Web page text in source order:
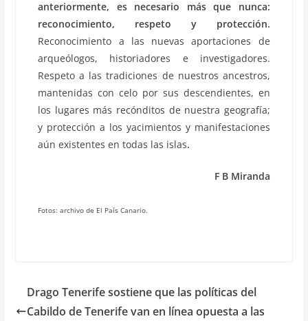
anteriormente, es necesario más que nunca:
reconocimiento, respeto y protección.
Reconocimiento a las nuevas aportaciones de
arqueólogos, historiadores e investigadores.
Respeto a las tradiciones de nuestros ancestros,
mantenidas con celo por sus descendientes, en
los lugares más recónditos de nuestra geografía;
y protección a los yacimientos y manifestaciones
aún existentes en todas las islas.
F B Miranda
Fotos: archivo de El País Canario.
Drago Tenerife sostiene que las políticas del
Cabildo de Tenerife van en línea opuesta a las